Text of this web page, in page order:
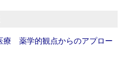
療 薬学的観点からのアプロー